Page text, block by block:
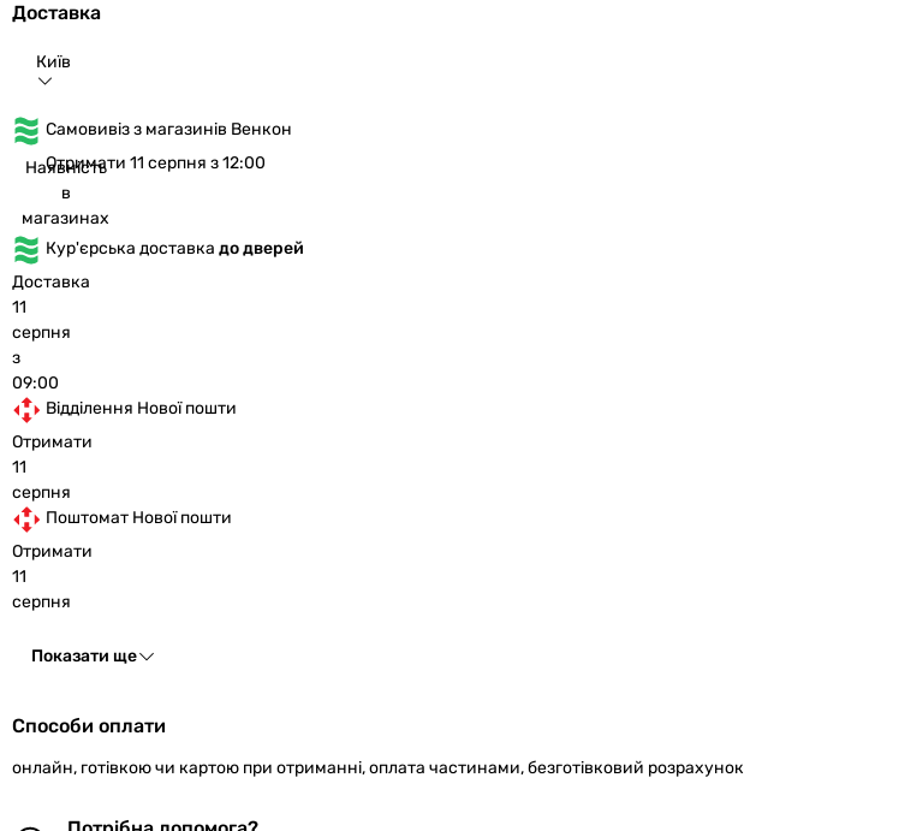
Доставка
Київ
Самовивіз з магазинів Венкон
Наявність
в
магазинах
Отримати 11 серпня з 12:00
Кур'єрська доставка до дверей
Доставка
11
серпня
з
09:00
Відділення Нової пошти
Отримати
11
серпня
Поштомат Нової пошти
Отримати
11
серпня
Показати ще
Способи оплати
онлайн, готівкою чи картою при отриманні, оплата частинами, безготівковий розрахунок